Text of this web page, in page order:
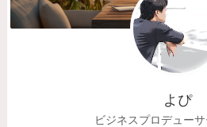
よぴ
ビジネスプロデュー